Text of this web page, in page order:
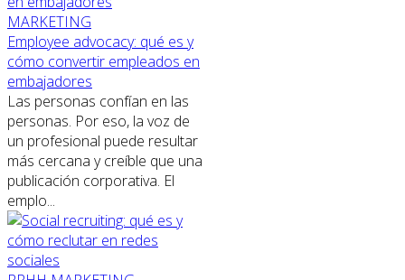
MARKETING
Employee advocacy: qué es y
cómo convertir empleados en
embajadores
Las personas confían en las
personas. Por eso, la voz de
un profesional puede resultar
más cercana y creíble que una
publicación corporativa. El
emplo...